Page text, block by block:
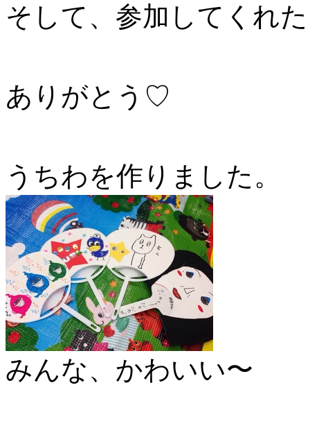
そして、参加してくれ
ありがとう♡
うちわを作りました。
みんな、かわいい〜